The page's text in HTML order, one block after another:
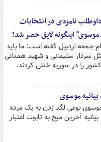
نامزدی در انتخابات
جمعه اردبیل گفته است: ما باید
سردار سلیمانی و شهید همدانی
را در سوریه خنثی کردند.
موسوی
موسوی نوعی لگد زدن به یک مرده
آخرین میخ به تابوت اعتبار